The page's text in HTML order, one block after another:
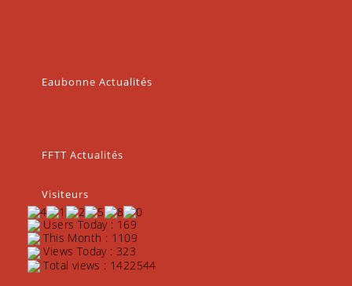
Eaubonne Actualités
FFTT Actualités
Visiteurs
Users Today : 169
This Month : 1109
Views Today : 323
Total views : 1422544